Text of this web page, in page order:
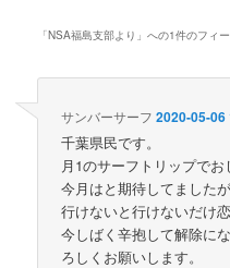
「NSA福島支部より 」への1件のフィ
サンバーサーフ 2020-05-06
千葉県民です。
月1のサーフトリップでお
今月はと期待してましたが
行けないと行けないだ
今しばく辛抱して解除に
ろしくお願いします。